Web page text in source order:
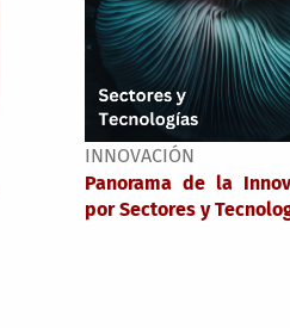
INNOVACIÓN
Panorama de la
por Sectores y